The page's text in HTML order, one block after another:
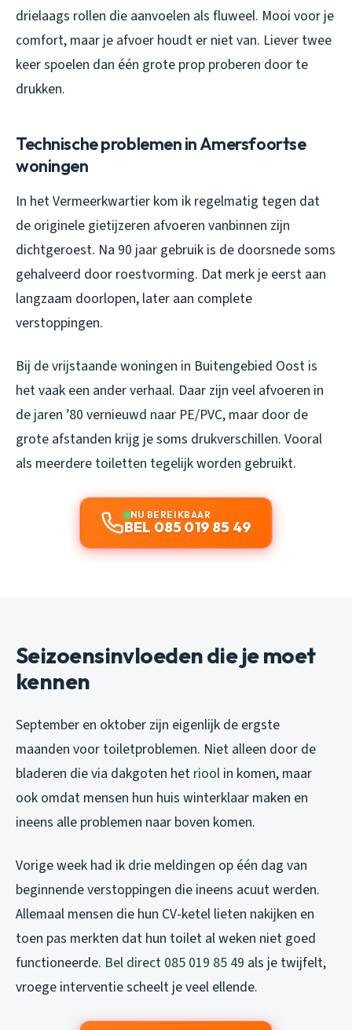
drielaags rollen die aanvoelen als fluweel. Mooi voor je
comfort, maar je afvoer houdt er niet van. Liever twee
keer spoelen dan één grote prop proberen door te
drukken.
Technische problemen in Amersfoortse
woningen
In het Vermeerkwartier kom ik regelmatig tegen dat
de originele gietijzeren afvoeren vanbinnen zijn
dichtgeroest. Na 90 jaar gebruik is de doorsnede soms
gehalveerd door roestvorming. Dat merk je eerst aan
langzaam doorlopen, later aan complete
verstoppingen.
Bij de vrijstaande woningen in Buitengebied Oost is
het vaak een ander verhaal. Daar zijn veel afvoeren in
de jaren ’80 vernieuwd naar PE/PVC, maar door de
grote afstanden krijg je soms drukverschillen. Vooral
als meerdere toiletten tegelijk worden gebruikt.
NU BEREIKBAAR
BEL 085 019 85 49
Seizoensinvloeden die je moet
kennen
September en oktober zijn eigenlijk de ergste
maanden voor toiletproblemen. Niet alleen door de
bladeren die via dakgoten het riool in komen, maar
ook omdat mensen hun huis winterklaar maken en
ineens alle problemen naar boven komen.
Vorige week had ik drie meldingen op één dag van
beginnende verstoppingen die ineens acuut werden.
Allemaal mensen die hun CV-ketel lieten nakijken en
toen pas merkten dat hun toilet al weken niet goed
functioneerde. Bel direct 085 019 85 49 als je twijfelt,
vroege interventie scheelt je veel ellende.